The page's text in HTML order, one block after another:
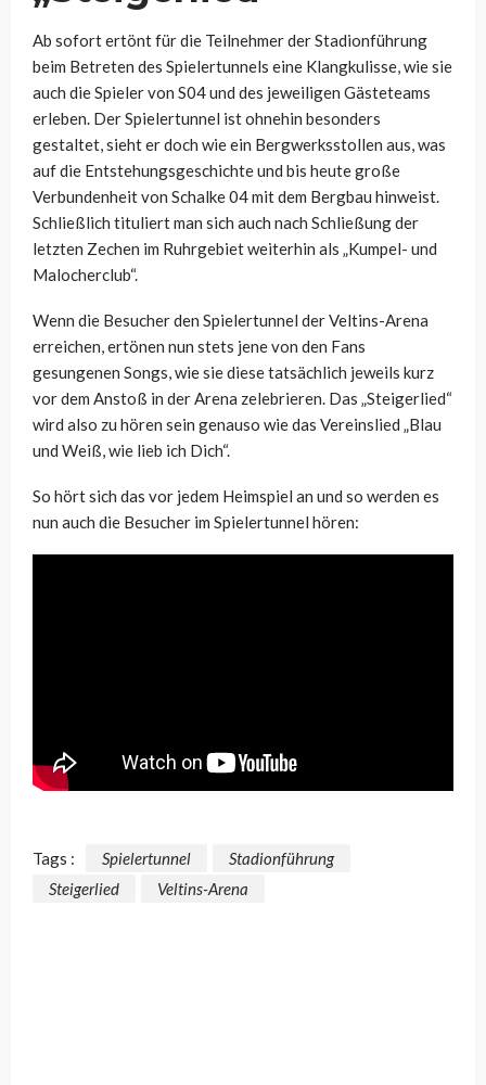
Ab sofort ertönt für die Teilnehmer der Stadionführung
beim Betreten des Spielertunnels eine Klangkulisse, wie sie
auch die Spieler von S04 und des jeweiligen Gästeteams
erleben. Der Spielertunnel ist ohnehin besonders
gestaltet, sieht er doch wie ein Bergwerksstollen aus, was
auf die Entstehungsgeschichte und bis heute große
Verbundenheit von Schalke 04 mit dem Bergbau hinweist.
Schließlich tituliert man sich auch nach Schließung der
letzten Zechen im Ruhrgebiet weiterhin als „Kumpel- und
Malocherclub“.
Wenn die Besucher den Spielertunnel der Veltins-Arena
erreichen, ertönen nun stets jene von den Fans
gesungenen Songs, wie sie diese tatsächlich jeweils kurz
vor dem Anstoß in der Arena zelebrieren. Das „Steigerlied“
wird also zu hören sein genauso wie das Vereinslied „Blau
und Weiß, wie lieb ich Dich“.
So hört sich das vor jedem Heimspiel an und so werden es
nun auch die Besucher im Spielertunnel hören:
Tags : Spielertunnel
Stadionführung
Steigerlied
Veltins-Arena